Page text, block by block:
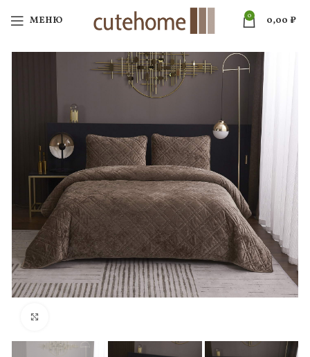
МЕНЮ 0 0,00 ₽